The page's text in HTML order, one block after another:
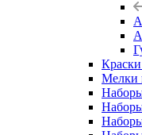
Мелки